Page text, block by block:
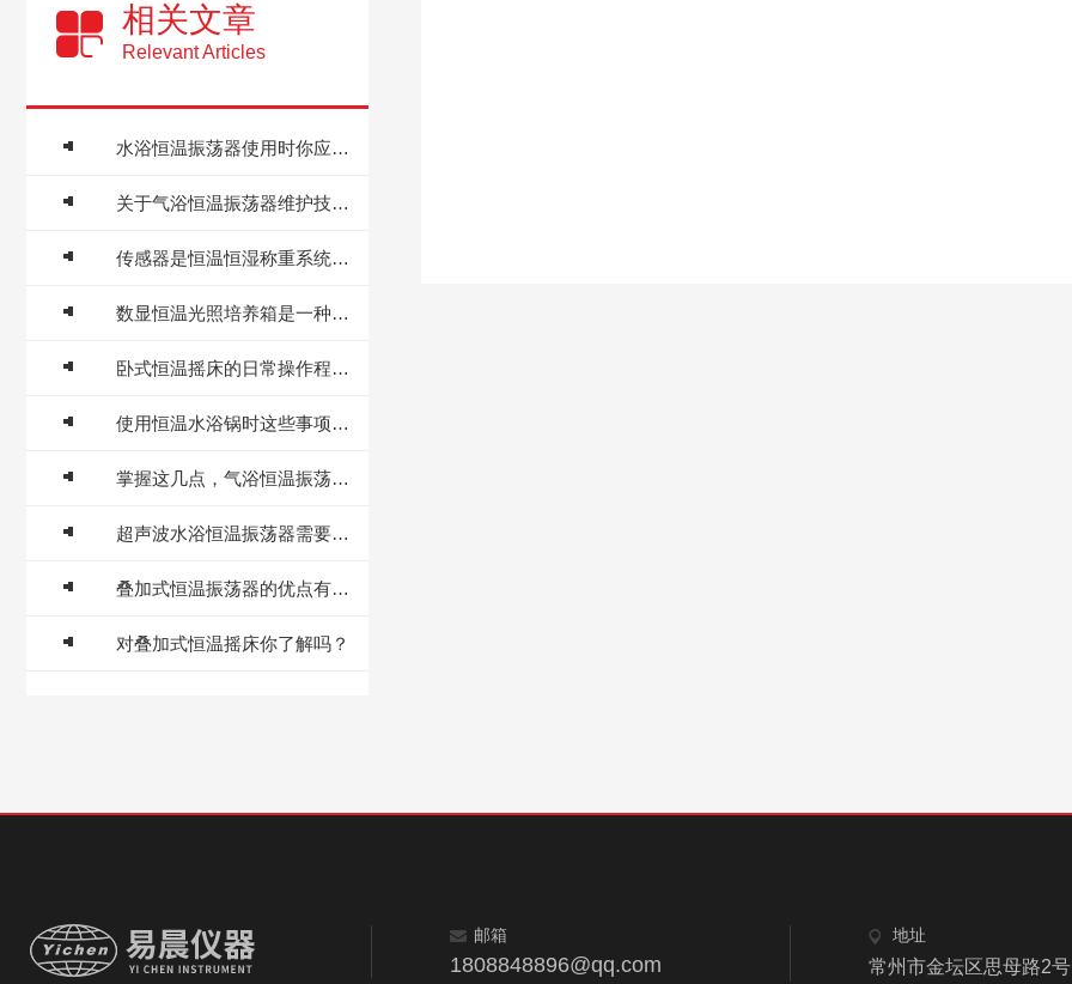
相关文章
Relevant Articles
水浴恒温振荡器使用时你应该知道的事！
关于气浴恒温振荡器维护技巧，你知道多少
传感器是恒温恒湿称重系统的核心部件
数显恒温光照培养箱是一种现代化的光照条件培养设备
卧式恒温摇床的日常操作程序分析
使用恒温水浴锅时这些事项要多注意
掌握这几点，气浴恒温振荡器维护保养不用愁
超声波水浴恒温振荡器需要进行定期检查与更换
叠加式恒温振荡器的优点有哪些？
对叠加式恒温摇床你了解吗？
邮箱
1808848896@qq.com
地址
常州市金坛区思母路2号